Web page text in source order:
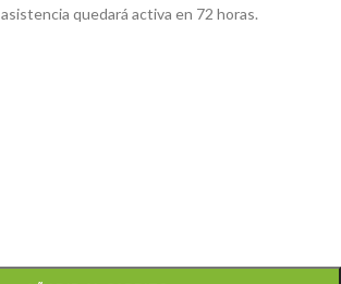
quedará activa en 72 horas.